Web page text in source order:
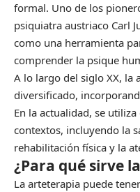
formal. Uno de los
psiquiatra austriaco Carl
como una herramienta
comprender la psique
A lo largo del siglo XX, la
diversificado,
En la actualidad, se
contextos, incluyendo la
rehabilitación física y la
¿Para qué sirve
La arteterapia puede